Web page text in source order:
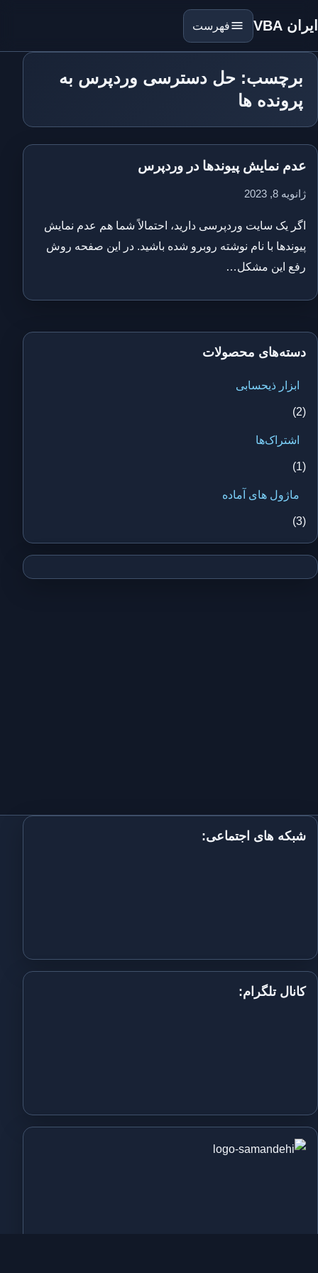
ایران VBA فهرست
برچسب: حل دسترسی وردپرس به
پرونده ها
عدم نمایش پیوندها در وردپرس
ژانویه 8, 2023
اگر یک سایت وردپرسی دارید، احتمالاً شما هم عدم نمایش
پیوندها با نام نوشته روبرو شده باشید. در این صفحه روش
رفع این مشکل…
دسته‌های محصولات
ابزار ذیحسابی
(2)
اشتراک‌ها
(1)
ماژول های آماده
(3)
شبکه های اجتماعی:
کانال تلگرام: